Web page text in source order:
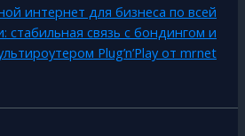
интернет для бизнеса по всей
стабильная связь с бондингом и
Plug’n’Play от mrnet